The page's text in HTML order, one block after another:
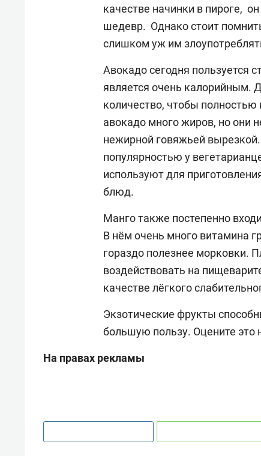
качестве начинки в пироге,
шедевр. Однако стоит
слишком уж им
Авокадо сегодня пользуется
является очень калорийным.
количество, чтобы полностью
авокадо много жиров, но они
нежирной говяжьей
популярностью у
используют для
блюд.
Манго также постепенно
В нём очень много витамина
гораздо полезнее морковки.
воздействовать на
качестве лёгкого
Экзотические фрукты
большую пользу. Оцените это
На правах рекламы